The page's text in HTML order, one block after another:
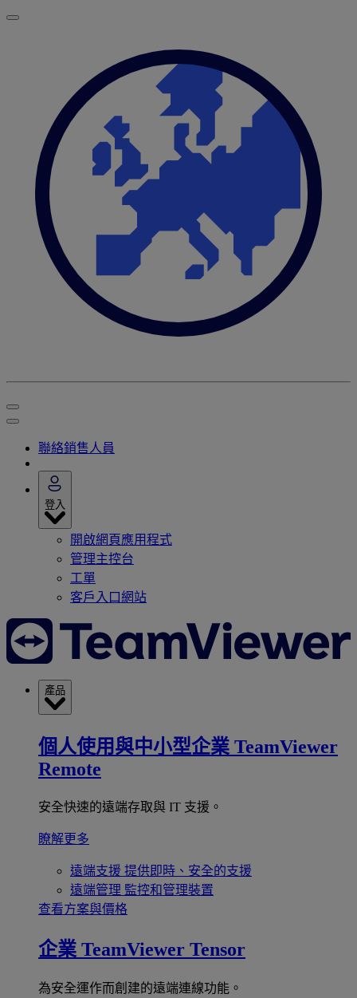
聯絡銷售人員
登入
開啟網頁應用程式
管理主控台
工單
客戶入口網站
產品
個人使用與中小型企業 TeamViewer
Remote
安全快速的遠端存取與 IT 支援。
瞭解更多
遠端支援 提供即時、安全的支援
遠端管理 監控和管理裝置
查看方案與價格
企業 TeamViewer Tensor
為安全運作而創建的遠端連線功能。